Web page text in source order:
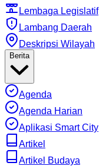
Lembaga Legislatif
Lambang Daerah
Deskripsi Wilayah
Berita
Agenda
Agenda Harian
Aplikasi Smart City
Artikel
Artikel Budaya